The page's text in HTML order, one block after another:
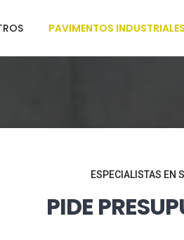
PAVIMENTOS INDUSTRIALES
ESPECIALISTAS EN
PIDE